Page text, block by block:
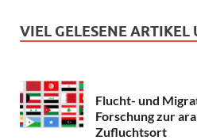
VIEL GELESENE ARTIKEL
Flucht- und
Forschung zur
Zufluchtsort